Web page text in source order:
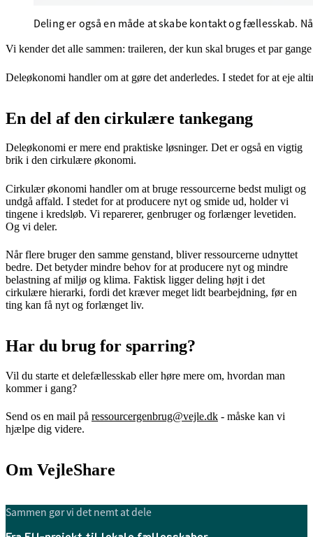
Deling er også en måde at skabe kontakt og fællesskab.
Vi kender det alle sammen: traileren, der kun skal bruges et par
Deleøkonomi handler om at gøre det anderledes. I stedet for at eje
En del af den cirkulære tankegang
Deleøkonomi er mere end praktiske løsninger. Det er også en vigtig
brik i den cirkulære økonomi.
Cirkulær økonomi handler om at bruge ressourcerne bedst muligt og
undgå affald. I stedet for at producere nyt og smide ud, holder vi
tingene i kredsløb. Vi reparerer, genbruger og forlænger levetiden.
Og vi deler.
Når flere bruger den samme genstand, bliver ressourcerne udnyttet
bedre. Det betyder mindre behov for at producere nyt og mindre
belastning af miljø og klima. Faktisk ligger deling højt i det
cirkulære hierarki, fordi det kræver meget lidt bearbejdning, før en
ting kan få nyt og forlænget liv.
Har du brug for sparring?
Vil du starte et delefællesskab eller høre mere om, hvordan man
kommer i gang?
Send os en mail på ressourcergenbrug@vejle.dk - måske kan vi
hjælpe dig videre.
Om VejleShare
Sammen gør vi det nemt at dele